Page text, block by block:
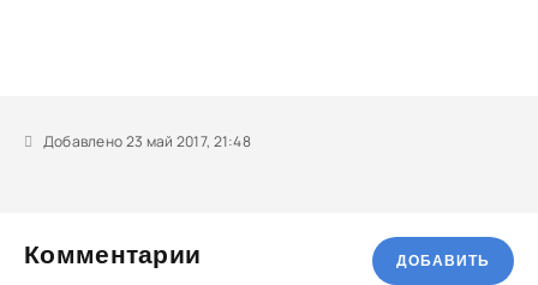
Добавлено 23 май 2017, 21:48
Комментарии ДОБАВИТЬ